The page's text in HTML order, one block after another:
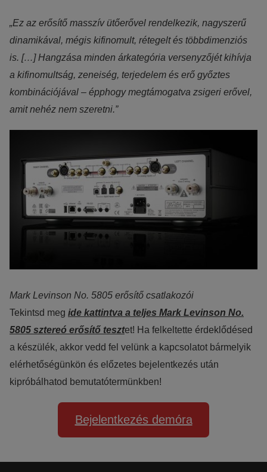
„Ez az erősítő masszív ütőerővel rendelkezik, nagyszerű
dinamikával, mégis kifinomult, rétegelt és többdimenziós
is. […] Hangzása minden árkategória versenyzőjét kihívja
a kifinomultság, zeneiség, terjedelem és erő győztes
kombinációjával – épphogy megtámogatva zsigeri erővel,
amit nehéz nem szeretni.”
Mark Levinson No. 5805 erősítő csatlakozói
Tekintsd meg ide kattintva a teljes Mark Levinson No.
5805 sztereó erősítő tesztet! Ha felkeltette érdeklődésed
a készülék, akkor vedd fel velünk a kapcsolatot bármelyik
elérhetőségünkön és előzetes bejelentkezés után
kipróbálhatod bemutatótermünkben!
Bejelentkezés demóra
Reklámcélú:
Azért települnek ezek a sütik, hogy a felhasználót számára
egyedi, releváns, érdeklődési körébe tartozó
reklámajánlatokkal tudjuk megcélozni.